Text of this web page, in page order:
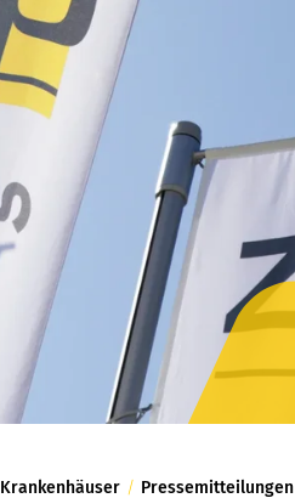
/ Pressemitteilungen